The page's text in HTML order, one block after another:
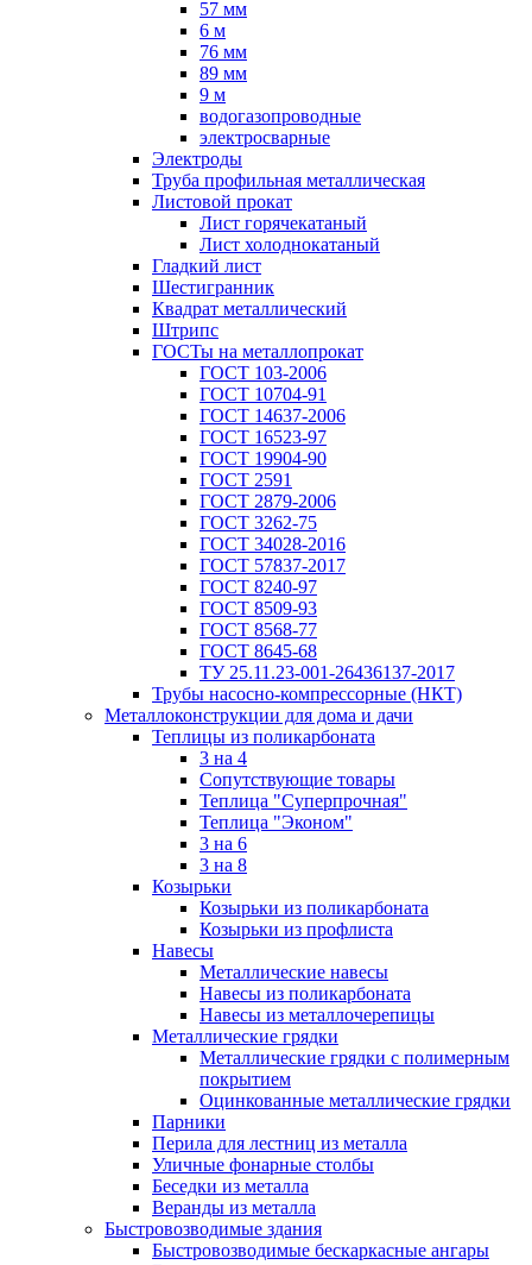
57 мм
6 м
76 мм
89 мм
9 м
водогазопроводные
электросварные
Электроды
Труба профильная металлическая
Листовой прокат
Лист горячекатаный
Лист холоднокатаный
Гладкий лист
Шестигранник
Квадрат металлический
Штрипс
ГОСТы на металлопрокат
ГОСТ 103-2006
ГОСТ 10704-91
ГОСТ 14637-2006
ГОСТ 16523-97
ГОСТ 19904-90
ГОСТ 2591
ГОСТ 2879-2006
ГОСТ 3262-75
ГОСТ 34028-2016
ГОСТ 57837-2017
ГОСТ 8240-97
ГОСТ 8509-93
ГОСТ 8568-77
ГОСТ 8645-68
ТУ 25.11.23-001-26436137-2017
Трубы насосно-компрессорные (НКТ)
Металлоконструкции для дома и дачи
Теплицы из поликарбоната
3 на 4
Сопутствующие товары
Теплица "Суперпрочная"
Теплица "Эконом"
3 на 6
3 на 8
Козырьки
Козырьки из поликарбоната
Козырьки из профлиста
Навесы
Металлические навесы
Навесы из поликарбоната
Навесы из металлочерепицы
Металлические грядки
Металлические грядки с полимерным
покрытием
Оцинкованные металлические грядки
Парники
Перила для лестниц из металла
Уличные фонарные столбы
Беседки из металла
Веранды из металла
Быстровозводимые здания
Быстровозводимые бескаркасные ангары